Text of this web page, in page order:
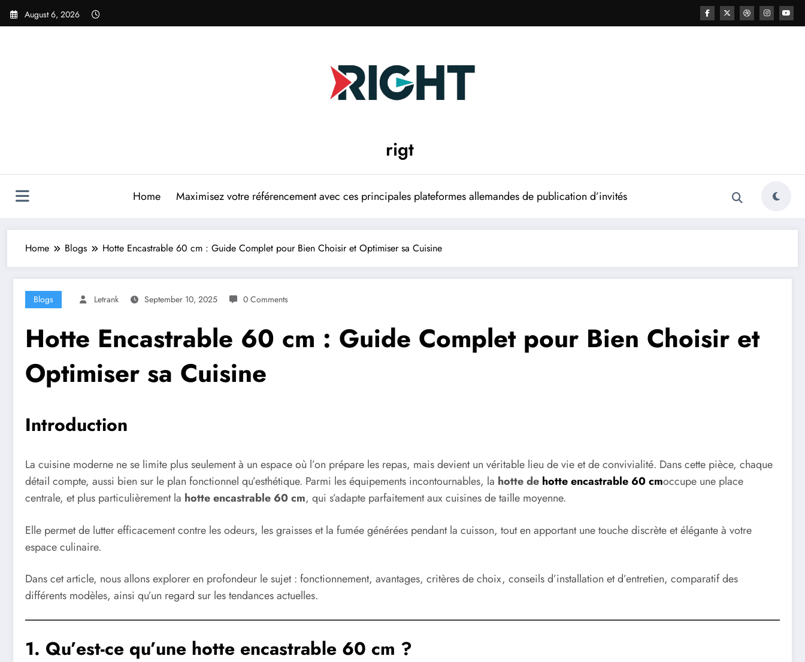
Skip
August 6, 2026
rigt
Home Maximisez votre référencement avec ces principales plateformes allemandes de publication d’invités
Home Blogs Hotte Encastrable 60 cm : Guide Complet pour Bien Choisir et Optimiser sa Cuisine
Blogs Letrank September 10, 2025 0 Comments
Hotte Encastrable 60 cm : Guide Complet pour Bien Choisir et
Optimiser sa Cuisine
Introduction
La cuisine moderne ne se limite plus seulement à un espace où l’on prépare les repas, mais devient un véritable lieu de vie et de convivialité. Dans cette pièce, chaque
détail compte, aussi bien sur le plan fonctionnel qu’esthétique. Parmi les équipements incontournables, la hotte de hotte encastrable 60 cmoccupe une place
centrale, et plus particulièrement la hotte encastrable 60 cm, qui s’adapte parfaitement aux cuisines de taille moyenne.
Elle permet de lutter efficacement contre les odeurs, les graisses et la fumée générées pendant la cuisson, tout en apportant une touche discrète et élégante à votre
espace culinaire.
Dans cet article, nous allons explorer en profondeur le sujet : fonctionnement, avantages, critères de choix, conseils d’installation et d’entretien, comparatif des
différents modèles, ainsi qu’un regard sur les tendances actuelles.
1. Qu’est-ce qu’une hotte encastrable 60 cm ?